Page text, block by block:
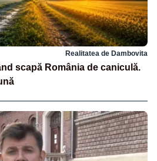
Realitatea de Dambovita
scapă România de caniculă.